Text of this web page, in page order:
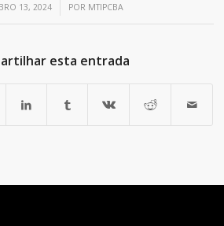
13, 2024
/ POR MTIPCBA
esta entrada